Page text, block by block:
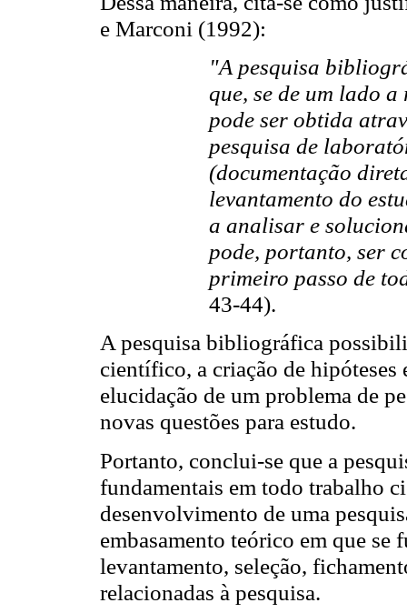
e Marconi (1992):
"A pesquisa
que, se de um lado
pode ser obtida
pesquisa de
(documentação
levantamento do
a analisar e
pode, portanto, ser
primeiro passo de
43-44).
A pesquisa bibliográfica
científico, a criação de hipóteses
elucidação de um problema de
novas questões para estudo.
Portanto, conclui-se que a
fundamentais em todo trabalho
desenvolvimento de uma
embasamento teórico em que se
levantamento, seleção,
relacionadas à pesquisa.